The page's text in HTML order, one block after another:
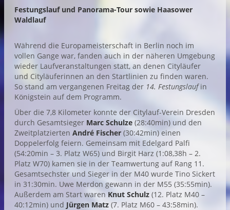
Festungslauf und Panorama-Tour sowie Haasower
Waldlauf
Während die Europameisterschaft in Berlin noch im
vollen Gange war, fanden auch in der näheren Umgebung
wieder Laufveranstaltungen statt, an denen Cityläufer
und Cityläuferinnen an den Startlinien zu finden waren.
So stand am vergangenen Freitag der 14. Festungslaufin
Königstein auf dem Programm.
Über die 7,8 Kilometer konnte der Citylauf-Verein Dresden
durch Gesamtsieger Marc Schulze (28:40min) und den
Zweitplatzierten André Fischer (30:42min) einen
Doppelerfolg feiern. Gemeinsam mit Edelgard Palfi
(54:20min – 3. Platz W65) und Birgit Harz (1:08,38h – 2.
Platz W70) kamen sie in der Teamwertung auf Rang 11.
Gesamtsechster und Sieger in der M40 wurde Tino Sickert
in 31:30min. Uwe Merdon gewann in der M55 (35:55min).
Außerdem am Start waren Knut Schulz (12. Platz M40 –
40:12min) und Jürgen Matz (7. Platz M60 – 43:58min).